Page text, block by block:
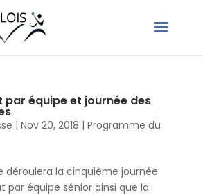
par équipe et journée des
| Nov 20, 2018 | Programme du
déroulera la cinquième journée
par équipe sénior ainsi que la